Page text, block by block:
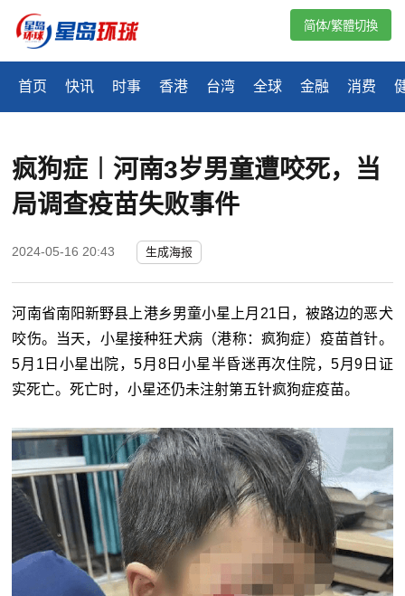
首页 快讯 时事 香港 台湾 全球 金融 消费
简体/繁體切換
疯狗症︱河南3岁男童遭咬死，当
局调查疫苗失败事件
2024-05-16 20:43 生成海报
河南省南阳新野县上港乡男童小星上月21日，被路边的恶犬
咬伤。当天，小星接种狂犬病（港称：疯狗症）疫苗首针。
5月1日小星出院，5月8日小星半昏迷再次住院，5月9日证
实死亡。死亡时，小星还仍未注射第五针疯狗症疫苗。